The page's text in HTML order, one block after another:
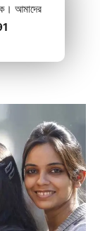
আমাদের